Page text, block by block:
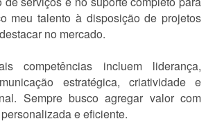
meu talento à disposição de projetos
no mercado.
competências incluem liderança,
estratégica, criatividade e
Sempre busco agregar valor com
e eficiente.